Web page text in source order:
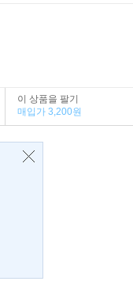
이 상품을 팔기
매입가 3,200원